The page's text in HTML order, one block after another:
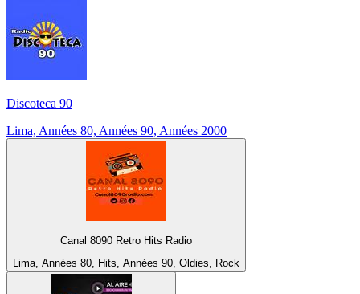
Discoteca 90
Lima, Années 80, Années 90, Années 2000
Canal 8090 Retro Hits Radio
Lima, Années 80, Hits, Années 90, Oldies, Rock